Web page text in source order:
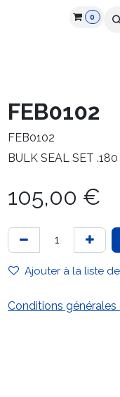
Recrutement 0
FEB0102
FEB0102
BULK SEAL SET
105,00 €
Ajouter à la liste
Conditions